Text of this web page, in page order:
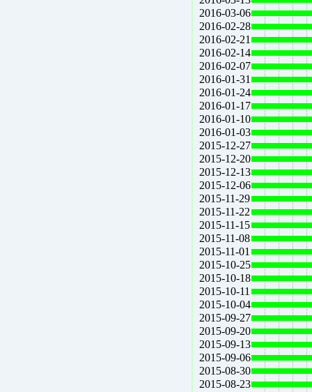
2016-03-06
2016-02-28
2016-02-21
2016-02-14
2016-02-07
2016-01-31
2016-01-24
2016-01-17
2016-01-10
2016-01-03
2015-12-27
2015-12-20
2015-12-13
2015-12-06
2015-11-29
2015-11-22
2015-11-15
2015-11-08
2015-11-01
2015-10-25
2015-10-18
2015-10-11
2015-10-04
2015-09-27
2015-09-20
2015-09-13
2015-09-06
2015-08-30
2015-08-23